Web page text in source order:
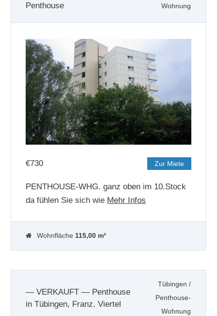
Penthouse
Wohnung
€730 Zur Miete
PENTHOUSE-WHG. ganz oben im 10.Stock
da fühlen Sie sich wie Mehr Infos
Wohnfläche 115,00 m²
— VERKAUFT — Penthouse
in Tübingen, Franz. Viertel
Tübingen /
Penthouse-
Wohnung